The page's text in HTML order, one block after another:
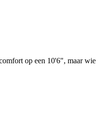
op een 10'6", maar wie